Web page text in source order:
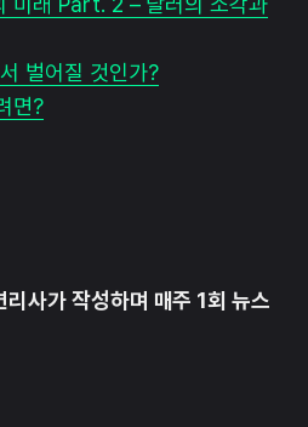
벌어질 것인가?
면?
사가 작성하며 매주 1회 뉴스